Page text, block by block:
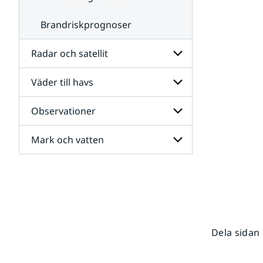
Brandriskprognoser
Radar och satellit
Undersidor
för
Radar
och
satellit
Väder till havs
Undersidor
för
Väder
till
havs
Observationer
Undersidor
för
Mark och vatten
Dela sidan